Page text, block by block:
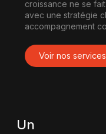
croissance ne se
avec une stratégie
accompagnement
Voir nos services
Un